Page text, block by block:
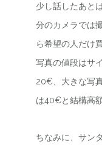
少し話したあと
分のカメラでは
ら希望の人だけ
写真の値段はサ
20€、大きな写
は40€と結構高額
ちなみに、サン